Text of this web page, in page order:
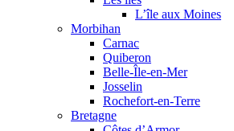
L’île aux Moines
Morbihan
Carnac
Quiberon
Belle-Île-en-Mer
Josselin
Rochefort-en-Terre
Bretagne